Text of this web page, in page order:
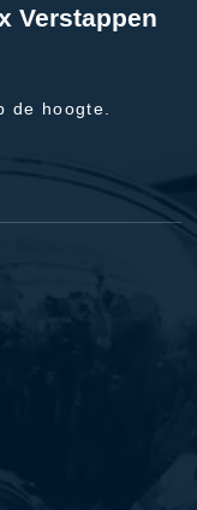
Verstappen
de hoogte.